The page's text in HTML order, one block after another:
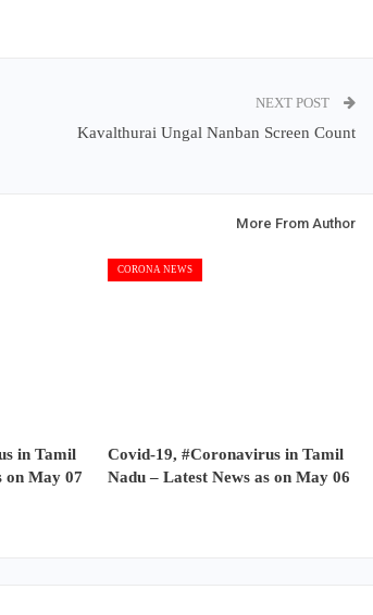
NEXT POST
Kavalthurai Ungal Nanban Screen Count
More From Author
in Tamil
on May 07
CORONA NEWS
Covid-19, #Coronavirus in Tamil
Nadu – Latest News as on May 06